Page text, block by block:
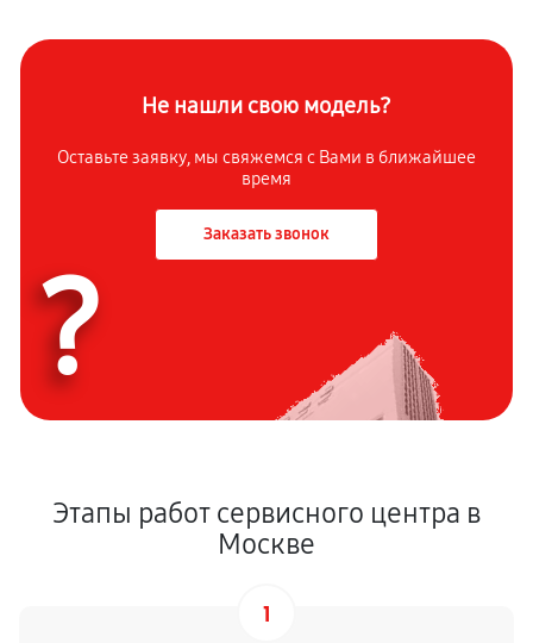
Не нашли свою модель?
Оставьте заявку, мы свяжемся с Вами в ближайшее
время
Заказать звонок
?
Этапы работ сервисного центра в
Москве
1